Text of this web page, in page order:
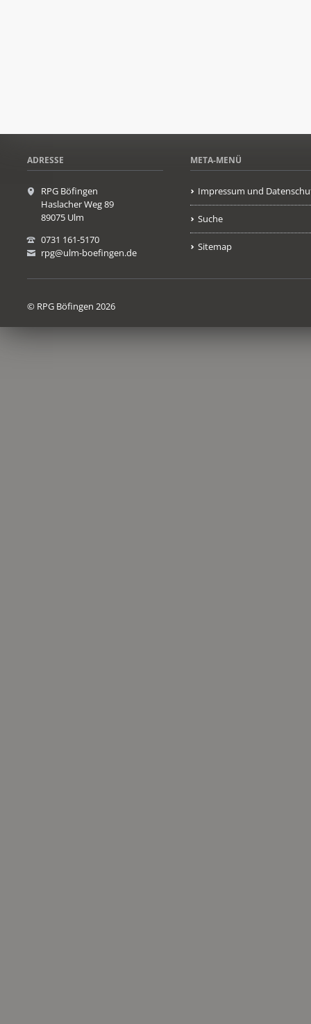
ADRESSE
RPG Böfingen
Haslacher Weg 89
89075 Ulm
0731 161-5170
rpg@ulm-boefingen.de
META-MENÜ
Impressum und
Suche
Sitemap
© RPG Böfingen 2026